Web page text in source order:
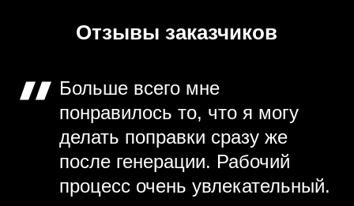
Отзывы заказчиков
Больше всего мне
понравилось то, что я могу
делать поправки сразу же
после генерации. Рабочий
процесс очень увлекательный.